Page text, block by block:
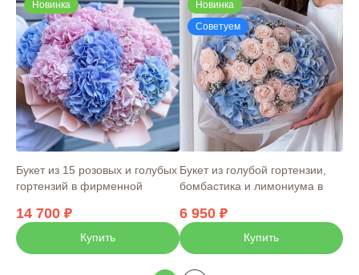
Новинка
Букет из 15 розовых и голубых
гортензий в фирменной
14 700
Купить
Новинка
Советуем
Букет из голубой гортензии,
бомбастика и лимониума в
6 950
Купить